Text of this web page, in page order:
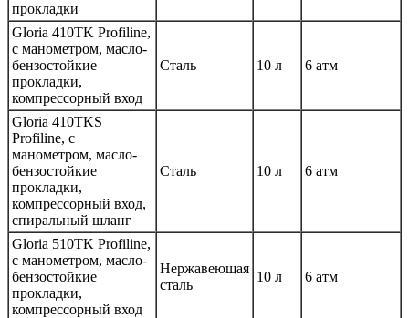
прокладки
Gloria 410TK Profiline,
с манометром, масло-
бензостойкие
прокладки,
компрессорный вход
Cталь 10 л 6 атм
Gloria 410TKS
Profiline, с
манометром, масло-
бензостойкие
прокладки,
компрессорный вход,
спиральный шланг
Cталь 10 л 6 атм
Gloria 510TK Profiline,
с манометром, масло-
бензостойкие
прокладки,
компрессорный вход
Нержавеющая
сталь
10 л 6 атм